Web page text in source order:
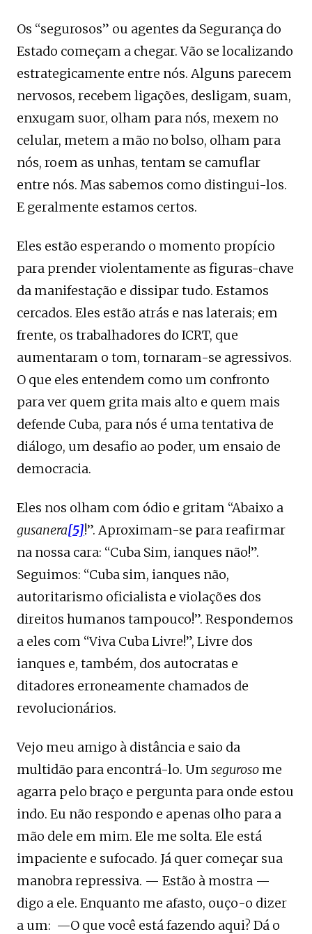
Os “segurosos” ou agentes da Segurança do
Estado começam a chegar. Vão se localizando
estrategicamente entre nós. Alguns parecem
nervosos, recebem ligações, desligam, suam,
enxugam suor, olham para nós, mexem no
celular, metem a mão no bolso, olham para
nós, roem as unhas, tentam se camuflar
entre nós. Mas sabemos como distingui-los.
E geralmente estamos certos.
Eles estão esperando o momento propício
para prender violentamente as figuras-chave
da manifestação e dissipar tudo. Estamos
cercados. Eles estão atrás e nas laterais; em
frente, os trabalhadores do ICRT, que
aumentaram o tom, tornaram-se agressivos.
O que eles entendem como um confronto
para ver quem grita mais alto e quem mais
defende Cuba, para nós é uma tentativa de
diálogo, um desafio ao poder, um ensaio de
democracia.
Eles nos olham com ódio e gritam “Abaixo a
gusanera[5]!”. Aproximam-se para reafirmar
na nossa cara: “Cuba Sim, ianques não!”.
Seguimos: “Cuba sim, ianques não,
autoritarismo oficialista e violações dos
direitos humanos tampouco!”. Respondemos
a eles com “Viva Cuba Livre!”, Livre dos
ianques e, também, dos autocratas e
ditadores erroneamente chamados de
revolucionários.
Vejo meu amigo à distância e saio da
multidão para encontrá-lo. Um seguroso me
agarra pelo braço e pergunta para onde estou
indo. Eu não respondo e apenas olho para a
mão dele em mim. Ele me solta. Ele está
impaciente e sufocado. Já quer começar sua
manobra repressiva. — Estão à mostra —
digo a ele. Enquanto me afasto, ouço-o dizer
a um: —O que você está fazendo aqui? Dá o